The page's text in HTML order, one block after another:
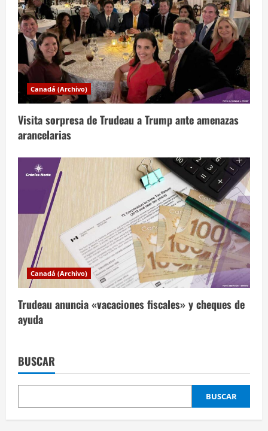
r
a
d
a
s
Canadá (Archivo)
Visita sorpresa de Trudeau a Trump ante amenazas
arancelarias
Canadá (Archivo)
Trudeau anuncia «vacaciones fiscales» y cheques de
ayuda
BUSCAR
BUSCAR